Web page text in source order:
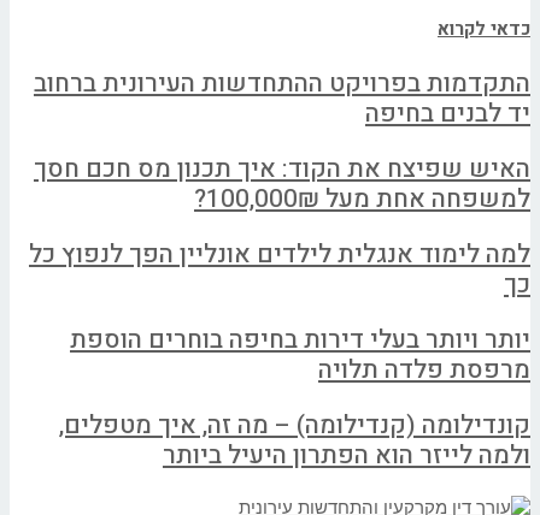
כדאי לקרוא
התקדמות בפרויקט ההתחדשות העירונית ברחוב
יד לבנים בחיפה
האיש שפיצח את הקוד: איך תכנון מס חכם חסך
למשפחה אחת מעל 100,000₪?
למה לימוד אנגלית לילדים אונליין הפך לנפוץ כל
כך
יותר ויותר בעלי דירות בחיפה בוחרים הוספת
מרפסת פלדה תלויה
קונדילומה (קנדילומה) – מה זה, איך מטפלים,
ולמה לייזר הוא הפתרון היעיל ביותר